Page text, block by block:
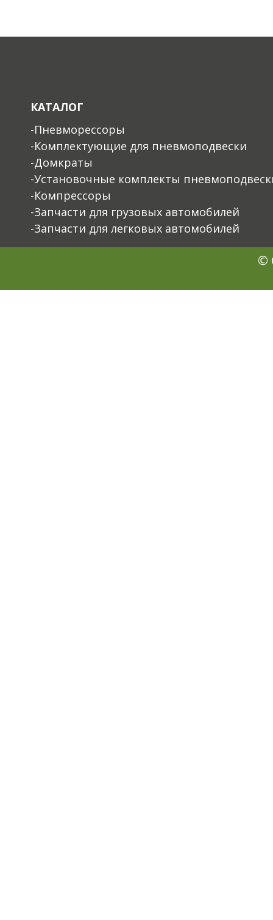
КАТАЛОГ
-Пневморессоры
-Комплектующие для пневмоподвески
-Домкраты
-Установочные комплекты
-Компрессоры
-Запчасти для грузовых автомобилей
-Запчасти для легковых автомобилей
©